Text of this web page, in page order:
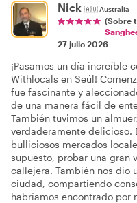
Nick 🇦🇺Australia
(Sobre
27 julio 2026
¡Pasamos un día increíble
Withlocals en Seúl!
fue fascinante y
de una manera fácil de
También tuvimos un
verdaderamente delicioso.
bulliciosos mercados
supuesto, probar una gran
callejera. También nos dio
ciudad, compartiendo
habríamos encontrado por